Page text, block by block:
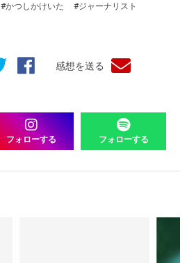
フォローする フォローする
#かつしかけいた
#ジャーナリスト
感想を送る